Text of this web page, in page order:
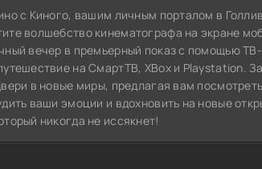
с Киного, вашим личным порталом в
волшебство кинематографа на экране
вечер в премьерный показ с помощью
на СмартТВ, XBox и Playstation.
в новые миры, предлагая вам
ваши эмоции и вдохновить на новые
никогда не иссякнет!